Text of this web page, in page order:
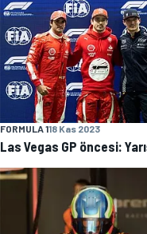
FORMULA 118 Kas 2023
Las Vegas GP öncesi: